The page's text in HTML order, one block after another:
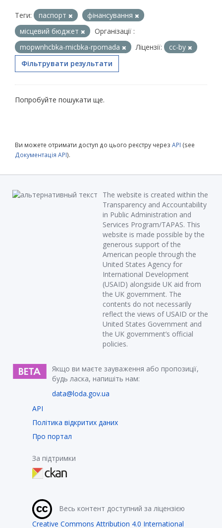
Теги: паспорт
фінансування
місцевий бюджет
Організації :
mopwnhcbka-micbka-rpomada
Ліцензії:
cc-by
Фільтрувати результати
Попробуйте пошукати ще.
Ви можете отримати доступ до цього реєстру через API (see
Документація API).
The website is created within the
Transparency and Accountability
in Public Administration and
Services Program/TAPAS. This
website is made possible by the
generous support of the
American people through the
United States Agency for
International Development
(USAID) alongside UK aid from
the UK government. The
contents do not necessarily
reflect the views of USAID or the
United States Government and
the UK government’s official
policies.
Якщо ви маєте зауваження або пропозиції,
будь ласка, напишіть нам:
data@loda.gov.ua
API
Політика відкритих даних
Про портал
За підтримки
Весь контент доступний за ліцензією
Creative Commons Attribution 4.0 International